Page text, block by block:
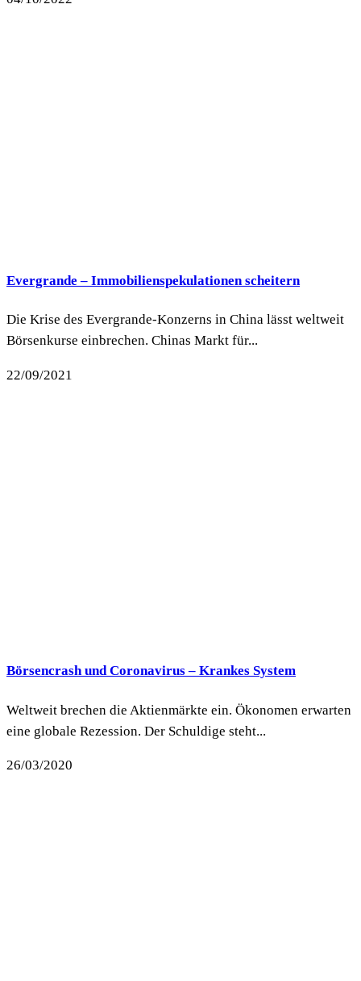
Evergrande – Immobilienspekulationen scheitern
Die Krise des Evergrande-Konzerns in China lässt weltweit
Börsenkurse einbrechen. Chinas Markt für...
22/09/2021
Börsencrash und Coronavirus – Krankes System
Weltweit brechen die Aktienmärkte ein. Ökonomen erwarten
eine globale Rezession. Der Schuldige steht...
26/03/2020